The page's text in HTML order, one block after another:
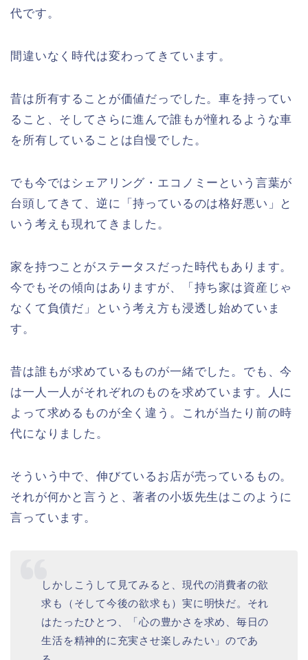
代です。
間違いなく時代は変わってきています。
昔は所有することが価値だっでした。車を持ってい
ること、そしてさらに進んで誰もが憧れるような車
を所有していることは自慢でした。
でも今ではシェアリング・エコノミーという言葉が
台頭してきて、逆に「持っているのは格好悪い」と
いう考えも現れてきました。
家を持つことがステータスだった時代もあります。
今でもその傾向はありますが、「持ち家は資産じゃ
なくて負債だ」という考え方も浸透し始めていま
す。
昔は誰もが求めているものが一緒でした。でも、今
は一人一人がそれぞれのものを求めています。人に
よって求めるものが全く違う。これが当たり前の時
代になりました。
そういう中で、伸びているお店が売っているもの。
それが何かと言うと、著者の小坂先生はこのように
言っています。
しかしこうして見てみると、現代の消費者の欲
求も（そして今後の欲求も）実に明快だ。それ
はたったひとつ、「心の豊かさを求め、毎日の
生活を精神的に充実させ楽しみたい」のであ